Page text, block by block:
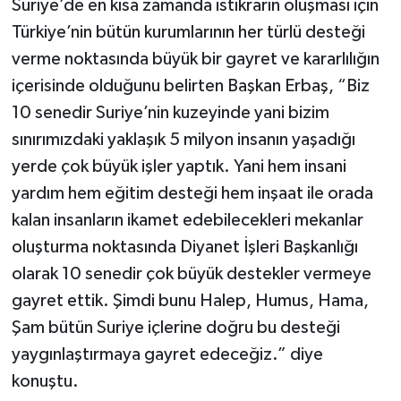
Suriye’de en kısa zamanda istikrarın oluşması için
Türkiye’nin bütün kurumlarının her türlü desteği
verme noktasında büyük bir gayret ve kararlılığın
içerisinde olduğunu belirten Başkan Erbaş, “Biz
10 senedir Suriye’nin kuzeyinde yani bizim
sınırımızdaki yaklaşık 5 milyon insanın yaşadığı
yerde çok büyük işler yaptık. Yani hem insani
yardım hem eğitim desteği hem inşaat ile orada
kalan insanların ikamet edebilecekleri mekanlar
oluşturma noktasında Diyanet İşleri Başkanlığı
olarak 10 senedir çok büyük destekler vermeye
gayret ettik. Şimdi bunu Halep, Humus, Hama,
Şam bütün Suriye içlerine doğru bu desteği
yaygınlaştırmaya gayret edeceğiz.” diye
konuştu.
Gümüşhane Müftülüğü
Hakkari Müftülüğü
Hatay Müftülüğü
Iğdır Müftülüğü
Isparta Müftülüğü
İstanbul Müftülüğü
Kahramanmaraş Müftülüğü
Karabük Müftülüğü